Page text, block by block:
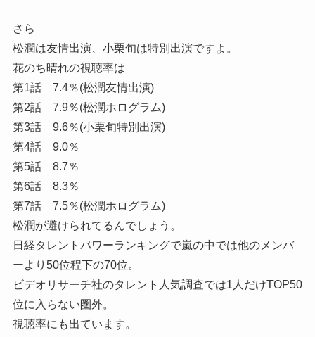
さら
松潤は友情出演、小栗旬は特別出演ですよ。
花のち晴れの視聴率は
第1話 7.4％(松潤友情出演)
第2話 7.9％(松潤ホログラム)
第3話 9.6％(小栗旬特別出演)
第4話 9.0％
第5話 8.7％
第6話 8.3％
第7話 7.5％(松潤ホログラム)
松潤が避けられてるんでしょう。
日経タレントパワーランキングで嵐の中では他のメンバ
ーより50位程下の70位。
ビデオリサーチ社のタレント人気調査では1人だけTOP50
位に入らない圏外。
視聴率にも出ています。